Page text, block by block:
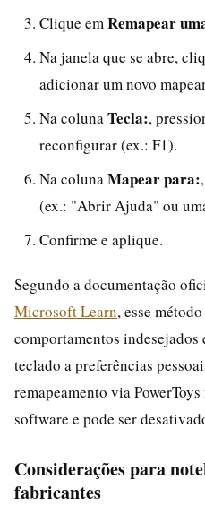
Clique em Remapear
Na janela que se abre,
adicionar um novo
Na coluna Tecla:,
reconfigurar (ex.: F1).
Na coluna Mapear para:
(ex.: "Abrir Ajuda" ou
Confirme e aplique.
Segundo a documentação
Microsoft Learn, esse
comportamentos indesejados
teclado a preferências
remapeamento via
software e pode ser
Considerações para
fabricantes